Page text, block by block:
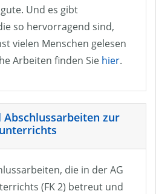
Und es gibt
so hervorragend sind,
vielen Menschen gelesen
Arbeiten finden Sie hier.
Abschlussarbeiten zur
die in der AG
(FK 2) betreut und